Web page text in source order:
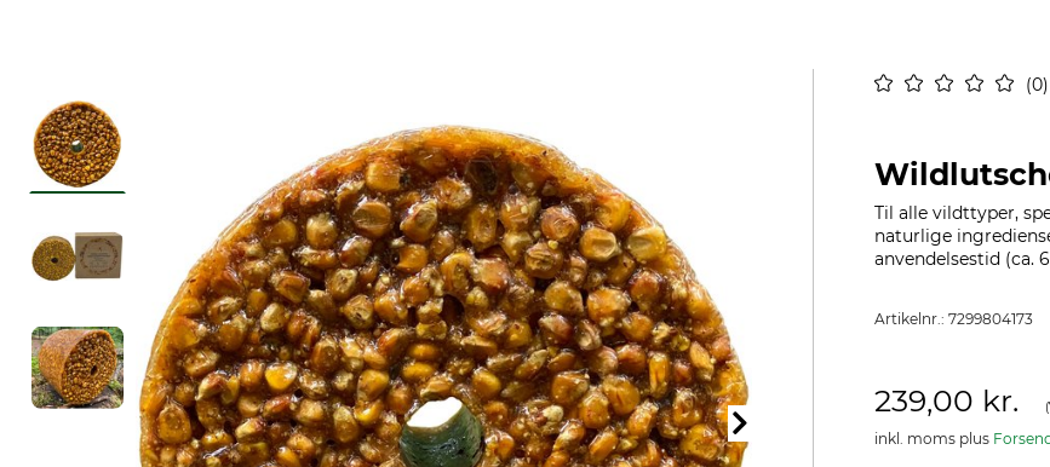
0
Til alle vildttyper,
naturlige
anvendelsestid (ca.
Artikelnr.: 7299804173
239,00 kr. (
inkl. moms plus